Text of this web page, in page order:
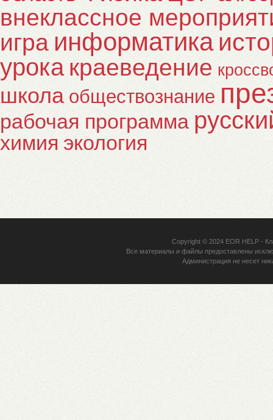
внеклассное
игра информатика
урока краеведение
школа обществознание
рабочая программа
химия экология
Copyright © 2024 EOR HELP-
Все материалы и файлы предоставлены
Администрация не несет